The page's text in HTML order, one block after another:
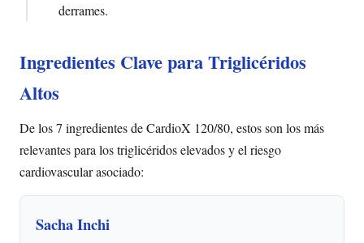
derrames.
Ingredientes Clave para Triglicéridos
Altos
De los 7 ingredientes de CardioX 120/80, estos son los más
relevantes para los triglicéridos elevados y el riesgo
cardiovascular asociado:
Sacha Inchi